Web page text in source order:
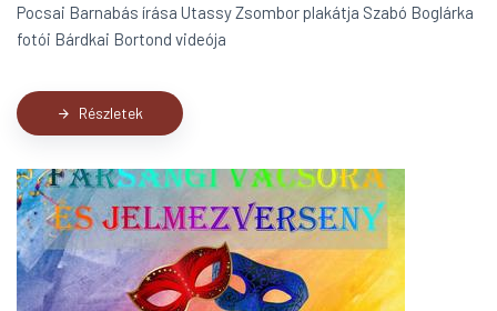
Pocsai Barnabás írása Utassy Zsombor plakátja Szabó Boglárka
fotói Bárdkai Bortond videója
arrow_forward Részletek